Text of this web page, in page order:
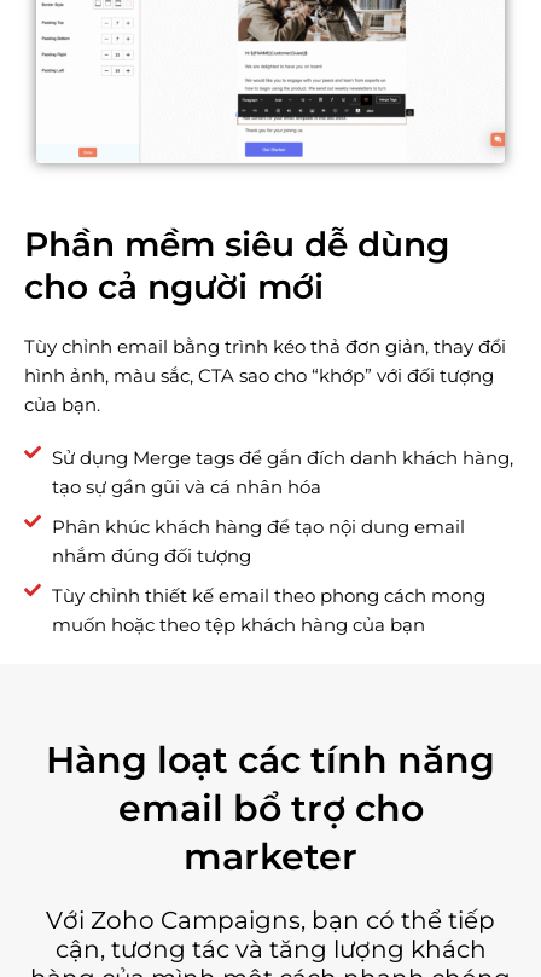
Phần mềm siêu dễ dùng
cho cả người mới
Tùy chỉnh email bằng trình kéo thả đơn giản, thay đổi
hình ảnh, màu sắc, CTA sao cho “khớp” với đối tượng
của bạn.
Sử dụng Merge tags để gắn đích danh khách hàng,
tạo sự gần gũi và cá nhân hóa
Phân khúc khách hàng để tạo nội dung email
nhắm đúng đối tượng
Tùy chỉnh thiết kế email theo phong cách mong
muốn hoặc theo tệp khách hàng của bạn
Hàng loạt các tính năng
email bổ trợ cho
marketer
Với Zoho Campaigns, bạn có thể tiếp
cận, tương tác và tăng lượng khách